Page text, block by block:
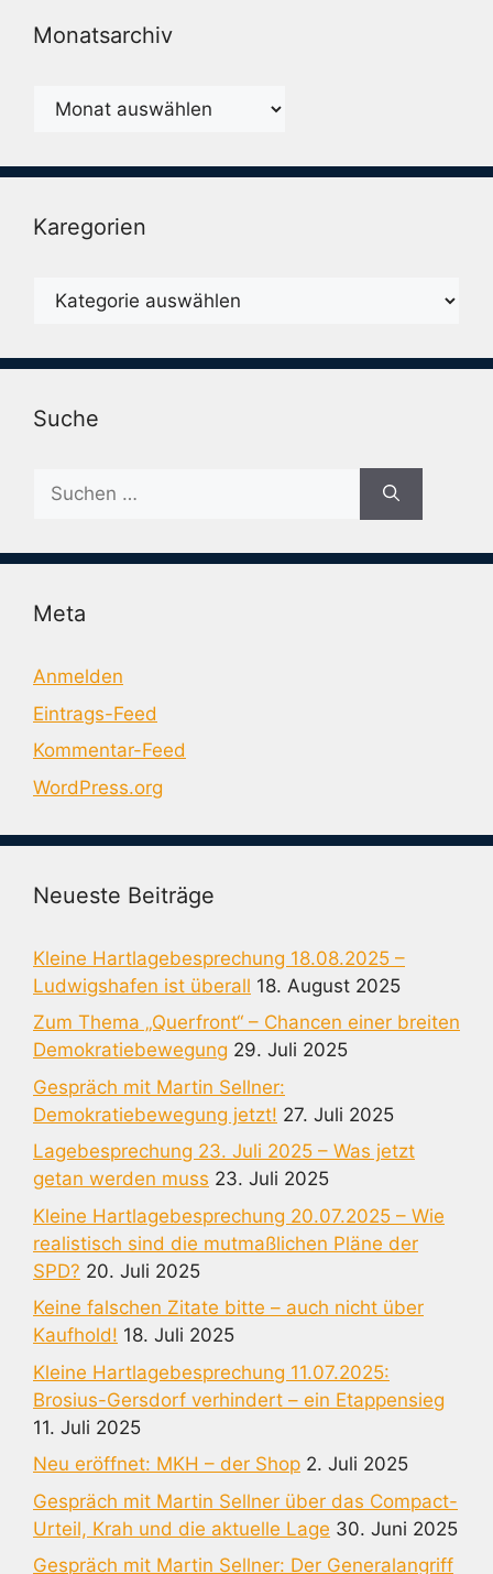
Monatsarchiv
Monatsarchiv
Karegorien
Karegorien
Suche
Suche
nach:
Meta
Anmelden
Eintrags-Feed
Kommentar-Feed
WordPress.org
Neueste Beiträge
Kleine Hartlagebesprechung 18.08.2025 –
Ludwigshafen ist überall 18. August 2025
Zum Thema „Querfront“ – Chancen einer breiten
Demokratiebewegung 29. Juli 2025
Gespräch mit Martin Sellner:
Demokratiebewegung jetzt! 27. Juli 2025
Lagebesprechung 23. Juli 2025 – Was jetzt
getan werden muss 23. Juli 2025
Kleine Hartlagebesprechung 20.07.2025 – Wie
realistisch sind die mutmaßlichen Pläne der
SPD? 20. Juli 2025
Keine falschen Zitate bitte – auch nicht über
Kaufhold! 18. Juli 2025
Kleine Hartlagebesprechung 11.07.2025:
Brosius-Gersdorf verhindert – ein Etappensieg
11. Juli 2025
Neu eröffnet: MKH – der Shop 2. Juli 2025
Gespräch mit Martin Sellner über das Compact-
Urteil, Krah und die aktuelle Lage 30. Juni 2025
Gespräch mit Martin Sellner: Der Generalangriff